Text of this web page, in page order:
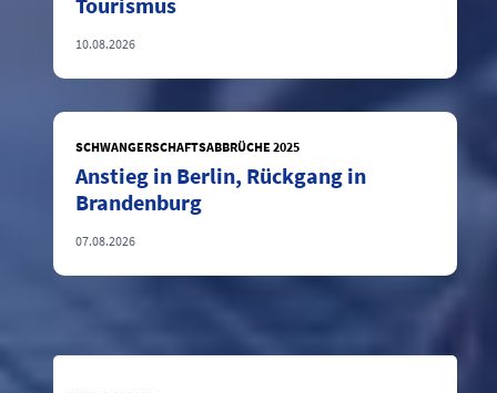
10.08.2026
SCHWANGERSCHAFTSABBRÜCHE 2025
Anstieg in Berlin, Rückgang in
Brandenburg
07.08.2026